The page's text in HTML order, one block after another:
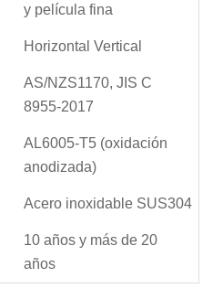
y película fina
Horizontal Vertical
AS/NZS1170, JIS C
8955-2017
AL6005-T5 (oxidación
anodizada)
Acero inoxidable SUS304
10 años y más de 20
años